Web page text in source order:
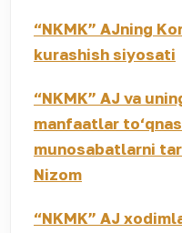
“NKMK” AJning
kurashish siyosati
“NKMK” AJ va
manfaatlar
munosabatlarni
Nizom
“NKMK” AJ